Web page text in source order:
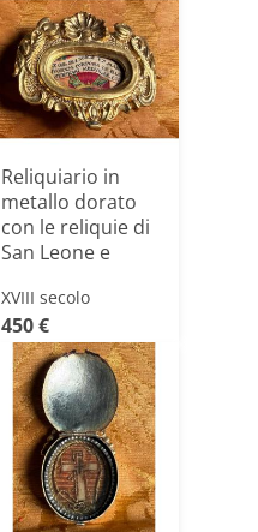
Reliquiario in
metallo dorato
con le reliquie di
San Leone e
XVIII secolo
450 €